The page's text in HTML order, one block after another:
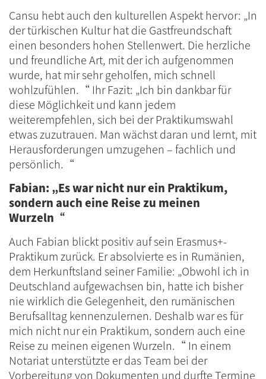
Cansu hebt auch den kulturellen Aspekt hervor: „In
der türkischen Kultur hat die Gastfreundschaft
einen besonders hohen Stellenwert. Die herzliche
und freundliche Art, mit der ich aufgenommen
wurde, hat mir sehr geholfen, mich schnell
wohlzufühlen.“ Ihr Fazit: „Ich bin dankbar für
diese Möglichkeit und kann jedem
weiterempfehlen, sich bei der Praktikumswahl
etwas zuzutrauen. Man wächst daran und lernt, mit
Herausforderungen umzugehen – fachlich und
persönlich.“
Fabian: „Es war nicht nur ein Praktikum,
sondern auch eine Reise zu meinen
Wurzeln“
Auch Fabian blickt positiv auf sein Erasmus+-
Praktikum zurück. Er absolvierte es in Rumänien,
dem Herkunftsland seiner Familie: „Obwohl ich in
Deutschland aufgewachsen bin, hatte ich bisher
nie wirklich die Gelegenheit, den rumänischen
Berufsalltag kennenzulernen. Deshalb war es für
mich nicht nur ein Praktikum, sondern auch eine
Reise zu meinen eigenen Wurzeln.“ In einem
Notariat unterstützte er das Team bei der
Vorbereitung von Dokumenten und durfte Termine